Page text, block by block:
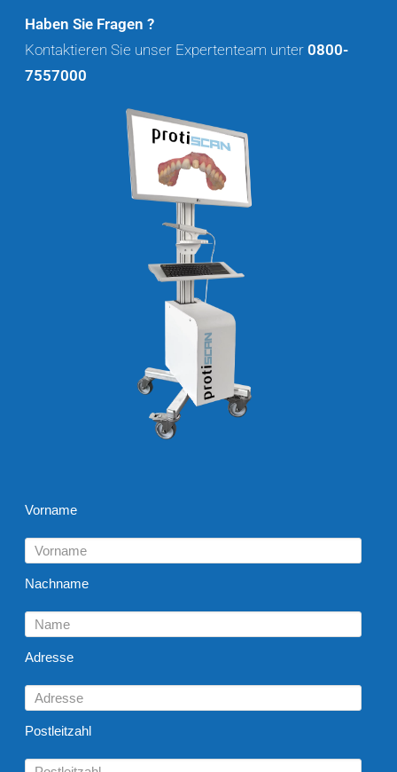
Haben Sie Fragen ?
Kontaktieren Sie unser Expertenteam unter0800-
7557000
Vorname
Nachname
Adresse
Postleitzahl